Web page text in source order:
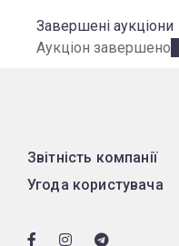
Завершені аукціони
Аукціон завершено
Звітність компанії
Угода користувача